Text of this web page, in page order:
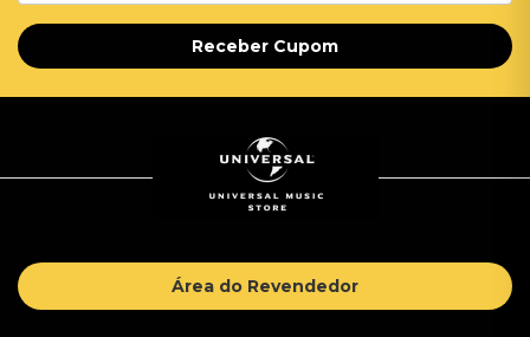
Receber Cupom
Área do Revendedor